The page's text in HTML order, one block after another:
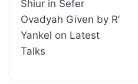
Shiur in Sefer
Ovadyah Given by R’
Yankel on Latest
Talks